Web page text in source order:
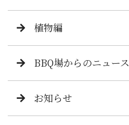
植物編
BBQ場からのニュース
お知らせ